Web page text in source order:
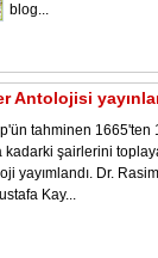
blog...
Antolojisi
tahminen 1665'ten
kadarki şairlerini
yayımlandı. Dr.
Kay...